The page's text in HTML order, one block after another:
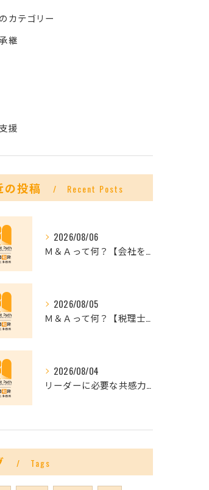
カテゴリー
継
援
の投稿 Recent Posts
2026/08/06
Ｍ＆Ａって何？【会社を未来へつなぐ選択肢】
2026/08/05
Ｍ＆Ａって何？【税理士だからできること】
2026/08/04
リーダーに必要な共感力とは？
Tags